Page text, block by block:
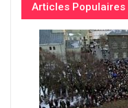
Articles Populaires